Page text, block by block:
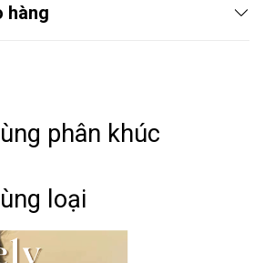
tai nữ theo Set bộ đính đá cao
nhân tạo đa dạng mẫu mã sang
hàng
phân khúc
loại